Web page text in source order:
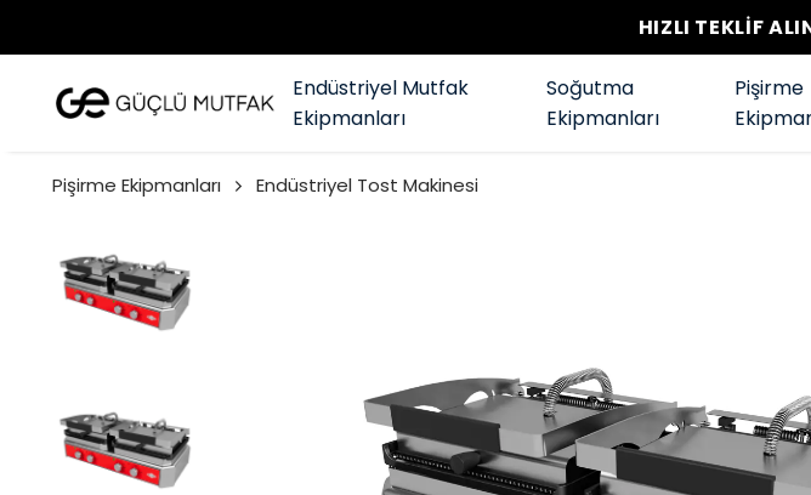
HIZLI TEKLİF
Endüstriyel Mutfak
Ekipmanları
Soğutma
Ekipmanları
Pişirme
Pişirme Ekipmanları Endüstriyel Tost Makinesi